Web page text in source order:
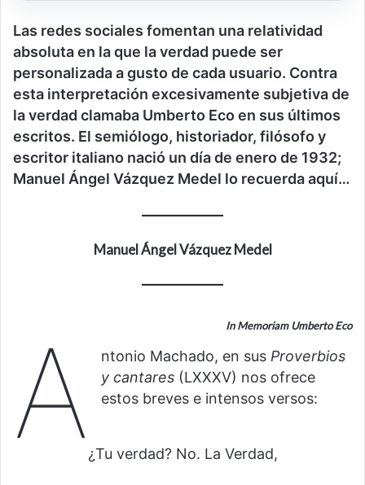
Las redes sociales fomentan una relatividad
absoluta en la que la verdad puede ser
personalizada a gusto de cada usuario. Contra
esta interpretación excesivamente subjetiva de
la verdad clamaba Umberto Eco en sus últimos
escritos. El semiólogo, historiador, filósofo y
escritor italiano nació un día de enero de 1932;
Manuel Ángel Vázquez Medel lo recuerda aquí…
Manuel Ángel Vázquez Medel
In Memoriam Umberto Eco
A ntonio Machado, en sus Proverbios
y cantares (LXXXV) nos ofrece
estos breves e intensos versos:
¿Tu verdad? No. La Verdad,